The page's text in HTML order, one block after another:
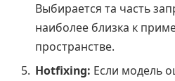
Выбирается та часть
наиболее близка к
пространстве.
Hotfixing: Если модель